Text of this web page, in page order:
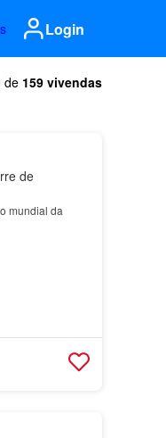
Login
de 159 vivendas
de
mundial da